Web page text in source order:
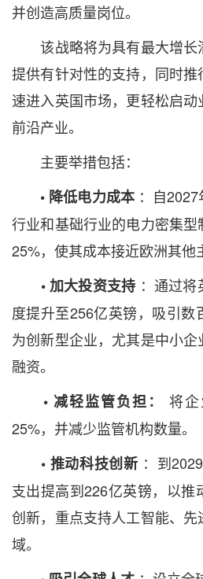
并创造高质量岗位。
该战略将为具有最大增长
提供有针对性的支持，同时
速进入英国市场，更轻松启
前沿产业。
主要举措包括：
• 降低电力成本：自2027
行业和基础行业的电力密集
25%，使其成本接近欧洲其他
• 加大投资支持 ：通过
度提升至256亿英镑，吸引数
为创新型企业，尤其是中小
融资。
• 减轻监管负担：
将
25%，并减少监管机构数量。
• 推动科技创新 ：到
支出提高到226亿英镑，以推
创新，重点支持人工智能、
域。